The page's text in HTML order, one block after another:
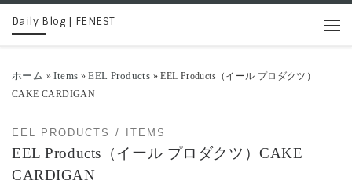
コンテンツへスキップ
Daily Blog | FENEST
ホーム » Items » EEL Products » EEL Products（イール プロダクツ）
CAKE CARDIGAN
EEL PRODUCTS ITEMS
EEL Products（イール プロダクツ）CAKE
CARDIGAN